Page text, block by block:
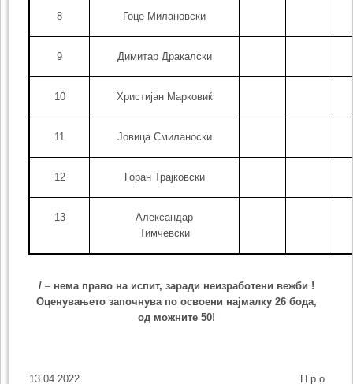
8 Гоце Милановски
9 Димитар Дракалски
10 Христијан Марковиќ
11 Јовица Смиланоски
12 Горан Трајковски
13
Александар
Тимчевски
/ – нема право на испит, заради неизработени вежби !
Оценувањето започнува по освоени најмалку 26 бода,
од можните 50!
13.04.2022 П р о